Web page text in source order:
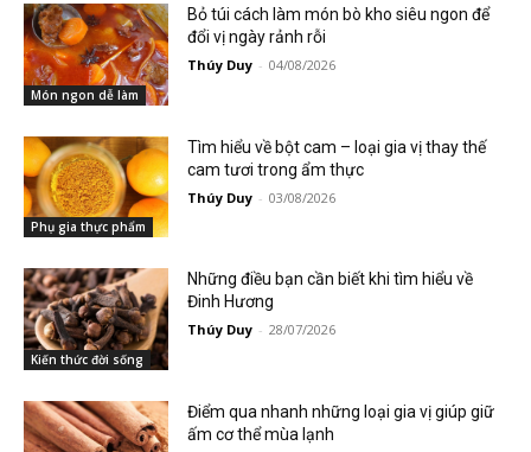
Món ngon dễ làm
Bỏ túi cách làm món bò kho siêu ngon để
đổi vị ngày rảnh rỗi
Thúy Duy - 04/08/2026
Phụ gia thực phẩm
Tìm hiểu về bột cam – loại gia vị thay thế
cam tươi trong ẩm thực
Thúy Duy - 03/08/2026
Kiến thức đời sống
Những điều bạn cần biết khi tìm hiểu về
Đinh Hương
Thúy Duy - 28/07/2026
Điểm qua nhanh những loại gia vị giúp giữ
ấm cơ thể mùa lạnh